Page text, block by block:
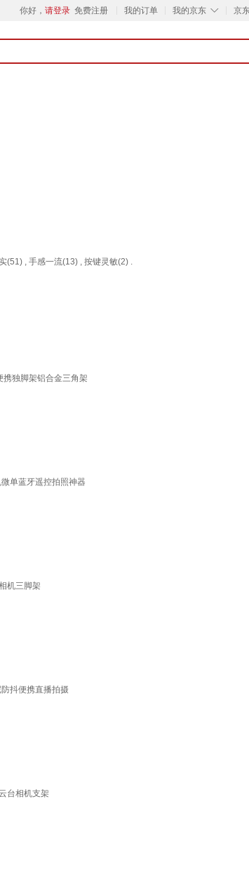
你好， 请登录 免费注册 我的订单 ◇
我的京东 京
(51) , 手感一流(13) , 按键灵敏(2) .
独脚架铝合金三角架
单蓝牙遥控拍照神器
机三脚架
抖便携直播拍摄
台相机支架